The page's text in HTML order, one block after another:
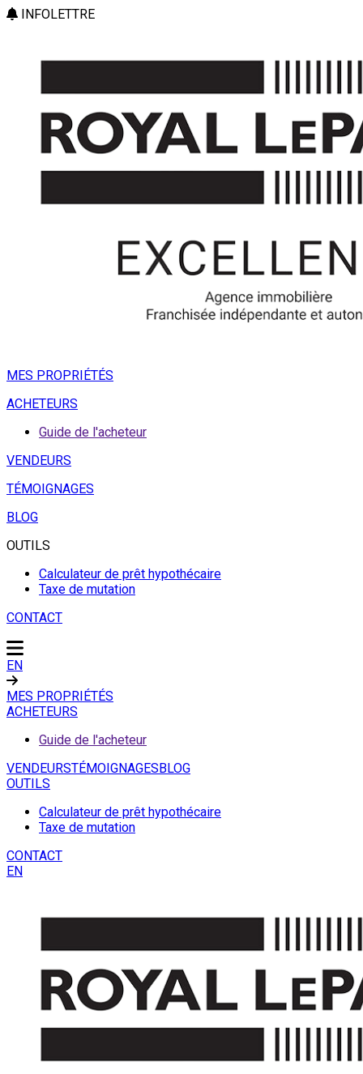
INFOLETTRE
MES PROPRIÉTÉS
ACHETEURS
Guide de l'acheteur
VENDEURS
TÉMOIGNAGES
BLOG
OUTILS
Calculateur de prêt hypothécaire
Taxe de mutation
CONTACT
EN
MES PROPRIÉTÉS
ACHETEURS
Guide de l'acheteur
VENDEURSTÉMOIGNAGESBLOG
OUTILS
Calculateur de prêt hypothécaire
Taxe de mutation
CONTACT
EN